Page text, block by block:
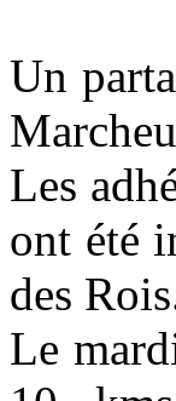
Un
Les
ont été
des
Le